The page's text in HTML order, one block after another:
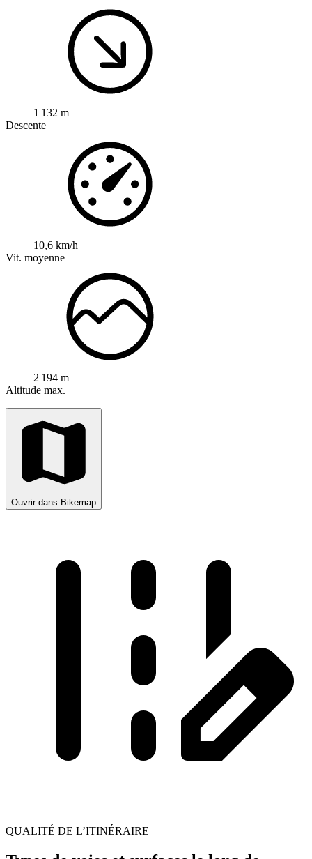
1 132 m
Descente
10,6 km/h
Vit. moyenne
2 194 m
Altitude max.
Ouvrir dans Bikemap
QUALITÉ DE L’ITINÉRAIRE